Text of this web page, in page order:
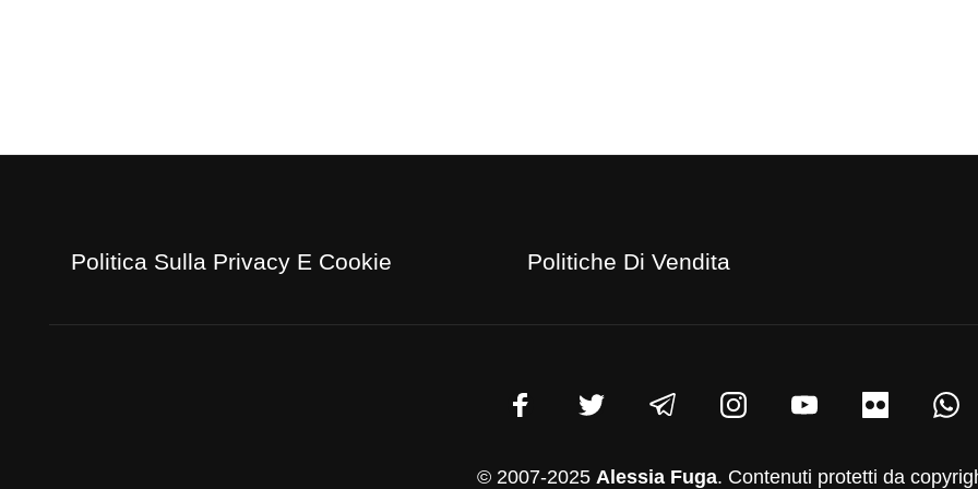
Politica Sulla Privacy E Cookie Politiche Di Vendita
© 2007-2025 Alessia Fuga. Contenuti protetti da